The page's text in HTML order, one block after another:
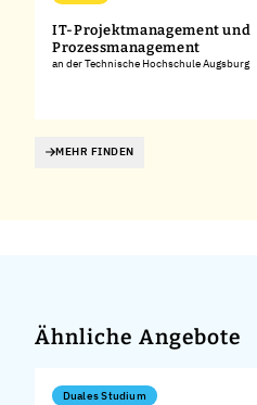
IT-Projektmanagement und
Prozessmanagement
an der Technische Hochschule Augsburg
MEHR FINDEN
Ähnliche Angebote
Duales Studium